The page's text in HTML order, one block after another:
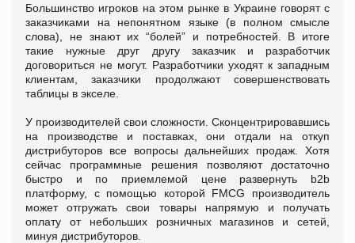
Большинство игроков на этом рынке в Украине говорят с
заказчиками на непонятном языке (в полном смысле
слова), не знают их “болей” и потребностей. В итоге
такие нужные друг другу заказчик и разработчик
договориться не могут. Разработчики уходят к западным
клиентам, заказчики продолжают совершенствовать
таблицы в экселе.
У производителей свои сложности. Сконцентрировавшись
на производстве и поставках, они отдали на откуп
дистрибуторов все вопросы дальнейших продаж. Хотя
сейчас программные решения позволяют достаточно
быстро и по приемлемой цене развернуть b2b
платформу, с помощью которой FMCG производитель
может отгружать свои товары напрямую и получать
оплату от небольших розничных магазинов и сетей,
минуя дистрибуторов.